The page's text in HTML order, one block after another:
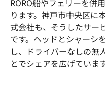
RORO船やフェリーを併
ります。神戸市中央区に
式会社も、そうしたサー
です。ヘッドとシャーシ
し、ドライバーなしの無
とでシェアを広げています